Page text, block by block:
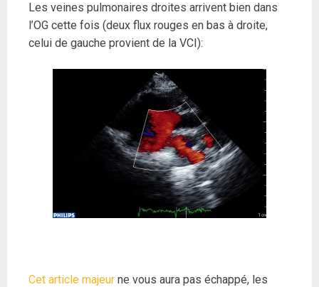
Les veines pulmonaires droites arrivent bien dans
l’OG cette fois (deux flux rouges en bas à droite,
celui de gauche provient de la VCI):
Cet article majeur ne vous aura pas échappé, les